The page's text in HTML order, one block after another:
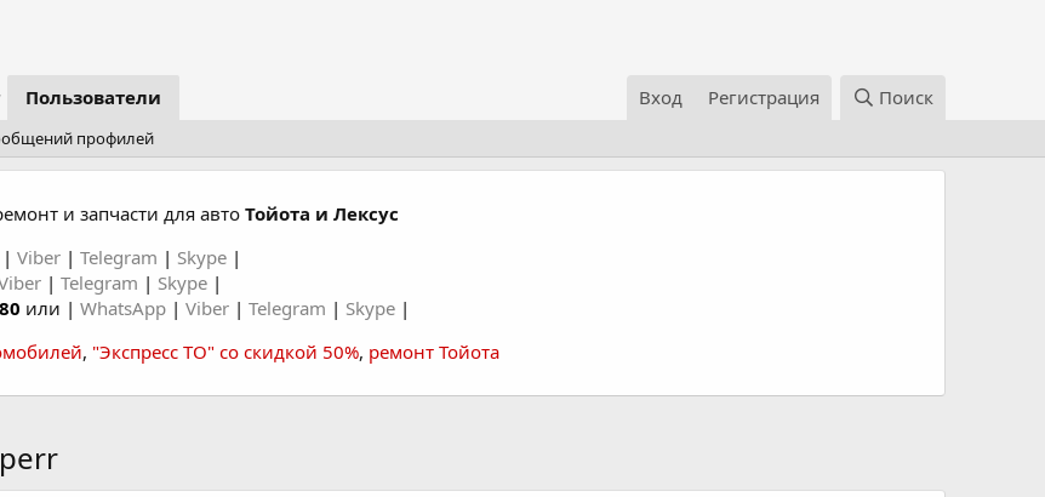
Пользователи Вход Регистрация Поиск
профилей
и запчасти для автоТойота и Лексус
| Viber | Telegram | Skype |
| Telegram | Skype |
или | WhatsApp | Viber | Telegram | Skype |
, "Экспресс ТО" со скидкой 50%, ремонт Тойота